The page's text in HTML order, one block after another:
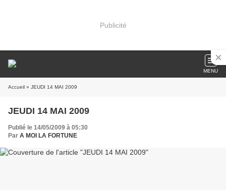
Publicité
MENU
Accueil » JEUDI 14 MAI 2009
JEUDI 14 MAI 2009
Publié le 14/05/2009 à 05:30
Par A MOI LA FORTUNE